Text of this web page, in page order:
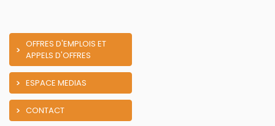
OFFRES D'EMPLOIS ET
APPELS D'OFFRES
ESPACE MEDIAS
CONTACT